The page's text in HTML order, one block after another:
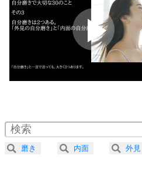
プラス思考
ポジティブにな
ポジティブ思考にな
ストレス対策
人生、なんと
気楽に生きる30の方
4 器の大きい人は
プラス思考
2.0倍速 （533KB 2分16
2.5倍速 （427KB 1分49秒
3.0倍速 （356KB 1分30秒
磨き 内面 外見